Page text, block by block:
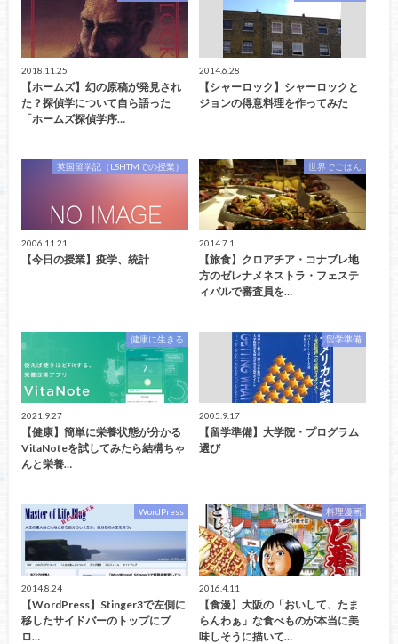
2018.11.25
【ホームズ】幻の原稿が発見され
た？探偵学について自ら語った
「ホームズ探偵学序…
2014.6.28
【シャーロック】シャーロックと
ジョンの得意料理を作ってみた
英国留学記（LSHTMでの授業）
2006.11.21
【今日の授業】疫学、統計
世界でごはん
2014.7.1
【旅食】クロアチア・コナブレ地
方のゼレナメネストラ・フェステ
ィバルで審査員を…
健康に生きる
2021.9.27
【健康】簡単に栄養状態が分かる
VitaNoteを試してみたら結構ちゃ
んと栄養…
留学準備
2005.9.17
【留学準備】大学院・プログラム
選び
WordPress
2014.8.24
【WordPress】Stinger3で左側に
移したサイドバーのトップにプ
ロ…
料理漫画
2016.4.11
【食漫】大阪の「おいして、たま
らんわぁ」な食べものが本当に美
味しそうに描いて…